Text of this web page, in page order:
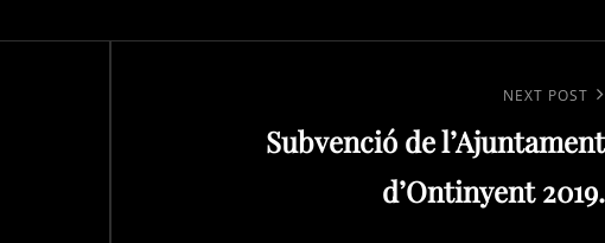
NEXT POST
Subvenció de l’Ajuntament
d’Ontinyent 2019.